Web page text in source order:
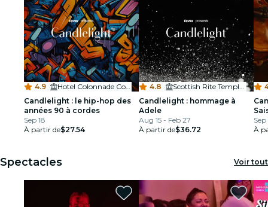
4.9 ·
Hotel Colonnade Coral Gables
Candlelight : le hip-hop des
années 90 à cordes
Sep 18
À partir de$27.54
4.8 ·
Scottish Rite Temple MIA
Candlelight : hommage à
Adele
Aug 15 - Feb 27
À partir de$36.72
Sep
À
Spectacles Voir tout